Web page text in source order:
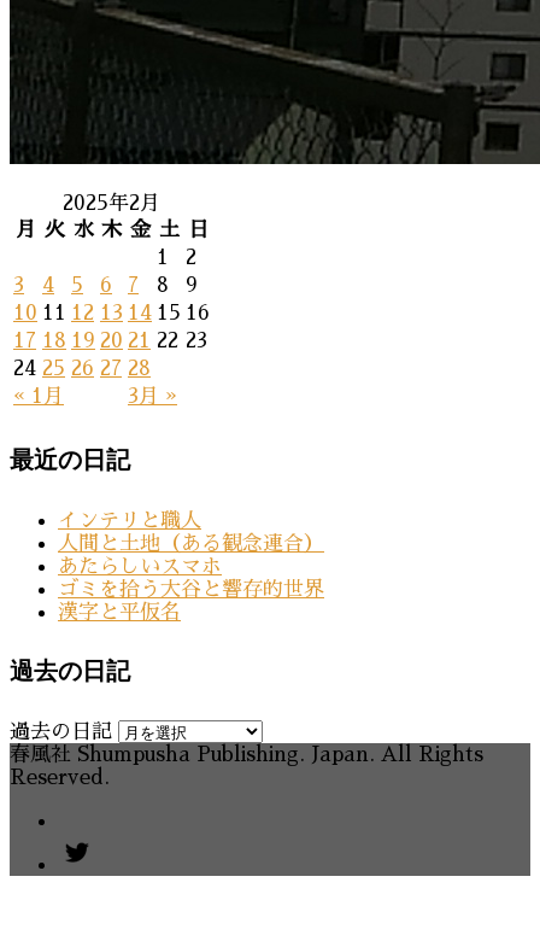
2025年2月
月
火 水 木 金 土 日
« 1月 3月 »
1
2
3
4 5 6 7 8
9
10 11 12 13 14 15 16
17 18 19 20 21 22 23
24 25 26 27 28
最近の日記
インテリと職人
人間と土地（ある観念連合）
あたらしいスマホ
ゴミを拾う大谷と響存的世界
漢字と平仮名
過去の日記
過去の日記
春風社 Shumpusha Publishing. Japan. All Rights
Reserved.